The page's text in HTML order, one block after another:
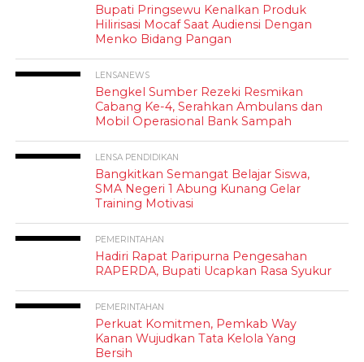
Bupati Pringsewu Kenalkan Produk
Hilirisasi Mocaf Saat Audiensi Dengan
Menko Bidang Pangan
LENSANEWS
Bengkel Sumber Rezeki Resmikan
Cabang Ke-4, Serahkan Ambulans dan
Mobil Operasional Bank Sampah
LENSA PENDIDIKAN
Bangkitkan Semangat Belajar Siswa,
SMA Negeri 1 Abung Kunang Gelar
Training Motivasi
PEMERINTAHAN
Hadiri Rapat Paripurna Pengesahan
RAPERDA, Bupati Ucapkan Rasa Syukur
PEMERINTAHAN
Perkuat Komitmen, Pemkab Way
Kanan Wujudkan Tata Kelola Yang
Bersih